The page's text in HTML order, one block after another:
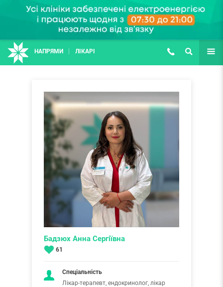
НАПРЯМИ ЛІКАРІ (067) 127-03-03
ПОШУК ЩЕ
Бадзюх Анна Сергіївна
61
Спеціальність
Лікар-терапевт, ендокринолог, лікар